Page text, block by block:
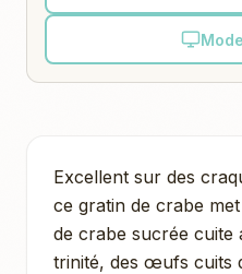
Excellent sur des
ce gratin de crabe
de crabe sucrée cuite
trinité, des œufs cuits